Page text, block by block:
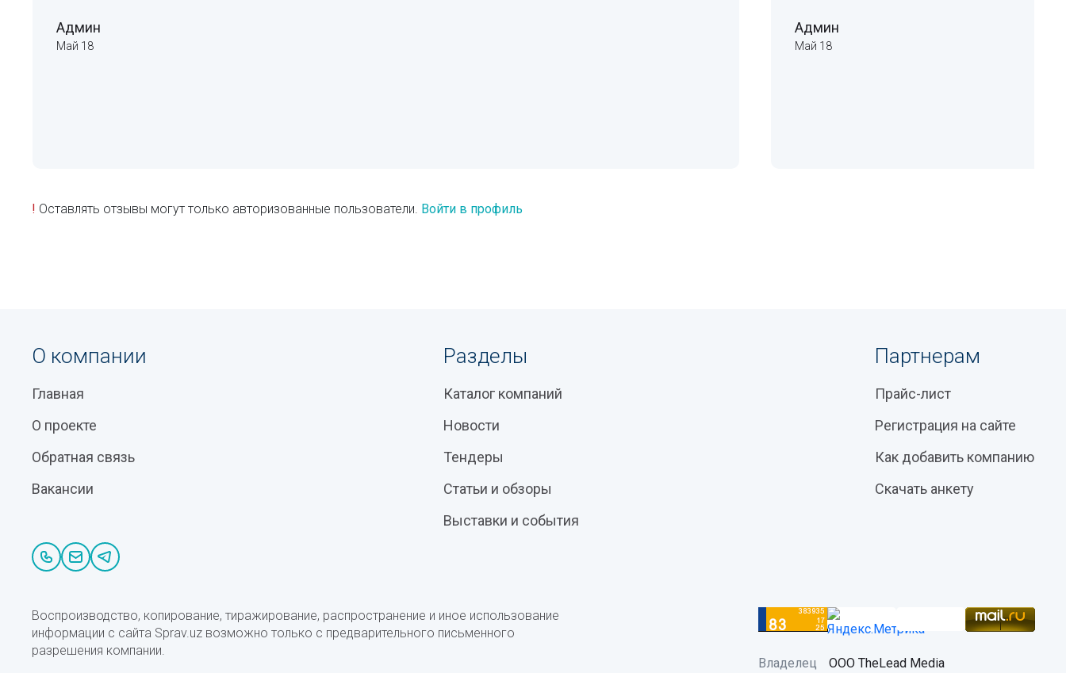
Админ
Май 18
Админ
Май 18
! Оставлять отзывы могут только авторизованные пользователи. Войти в профиль
О компании
Главная
О проекте
Обратная связь
Вакансии
Разделы
Каталог компаний
Новости
Тендеры
Статьи и обзоры
Выставки и события
Партнерам
Прайс-лист
Регистрация на сайте
Как добавить компанию
Скачать анкету
Воспроизводство, копирование, тиражирование, распространение и иное использование
информации с сайта Sprav.uz возможно только с предварительного письменного
разрешения компании.
Владелец ООО TheLead Media